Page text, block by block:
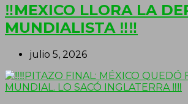
‼MEXICO LLORA LA
MUNDIALISTA ‼‼
julio 5, 2026